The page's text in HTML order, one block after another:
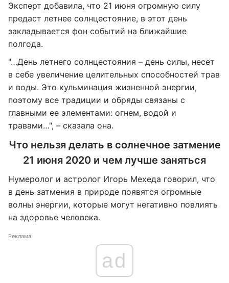
Эксперт добавила, что 21 июня огромную силу
предаст летнее солнцестояние, в этот день
закладывается фон событий на ближайшие
полгода.
"…День летнего солнцестояния – день силы, несет
в себе увеличение целительных способностей трав
и воды. Это кульминация жизненной энергии,
поэтому все традиции и обряды связаны с
главными ее элементами: огнем, водой и
травами…", – сказала она.
Что нельзя делать в солнечное затмение
21 июня 2020 и чем лучше заняться
Нумеролог и астролог Игорь Мехеда говорил, что
в день затмения в природе появятся огромные
волны энергии, которые могут негативно повлиять
на здоровье человека.
Реклама
ad